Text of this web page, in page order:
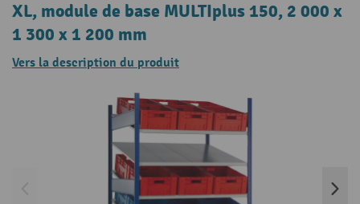
XL, module de base MULTIplus 150, 2 000 x
1 300 x 1 200 mm
Vers la description du produit